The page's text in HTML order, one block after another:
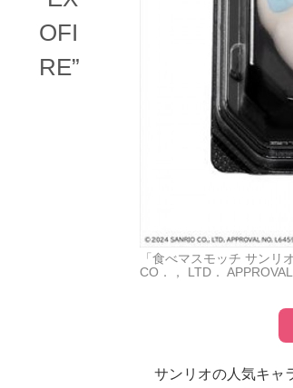
「食べマスモッチ サン
CO．， LTD．
サンリオの人気キャ